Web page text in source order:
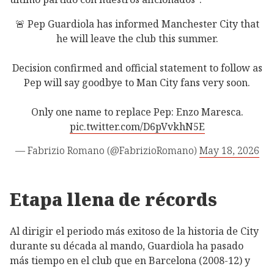
🚨 Pep Guardiola has informed Manchester City that
he will leave the club this summer.
Decision confirmed and official statement to follow as
Pep will say goodbye to Man City fans very soon.
Only one name to replace Pep: Enzo Maresca.
pic.twitter.com/D6pVvkhN5E
— Fabrizio Romano (@FabrizioRomano) May 18, 2026
Etapa llena de récords
Al dirigir el periodo más exitoso de la historia de City
durante su década al mando, Guardiola ha pasado
más tiempo en el club que en Barcelona (2008-12) y